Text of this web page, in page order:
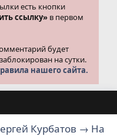
есть кнопки
ссылку» в первом
будет
на сутки.
нашего сайта.
Курбатов → На